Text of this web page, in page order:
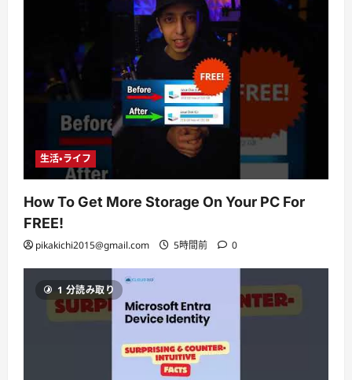
生活・ライフ
How To Get More Storage On Your PC For
FREE!
pikakichi2015@gmail.com 5時間前 0
1 分読み取り